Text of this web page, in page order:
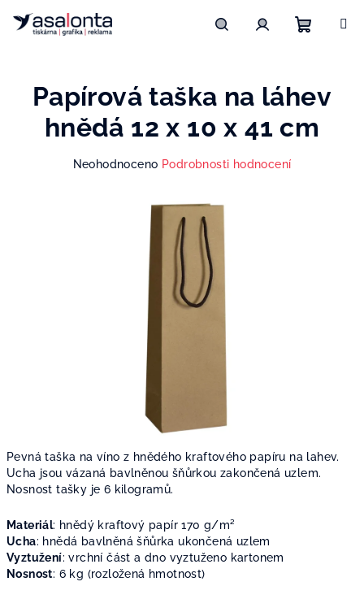
košík
Pevná taška na víno z hnědého kraftového papíru na lahev.
Ucha jsou vázaná bavlněnou šňůrkou zakončená uzlem.
Nosnost tašky je 6 kilogramů.
Materiál: hnědý kraftový papír 170g/m²
Ucha: hnědá bavlněná šňůrka ukončená uzlem
Vyztužení: vrchní část a dno vyztuženo kartonem
Nosnost: 6 kg (rozložená hmotnost)
Papírová taška na láhev
hnědá 12 x 10 x 41 cm
Průměrné
Neohodnoceno Podrobnosti hodnocení